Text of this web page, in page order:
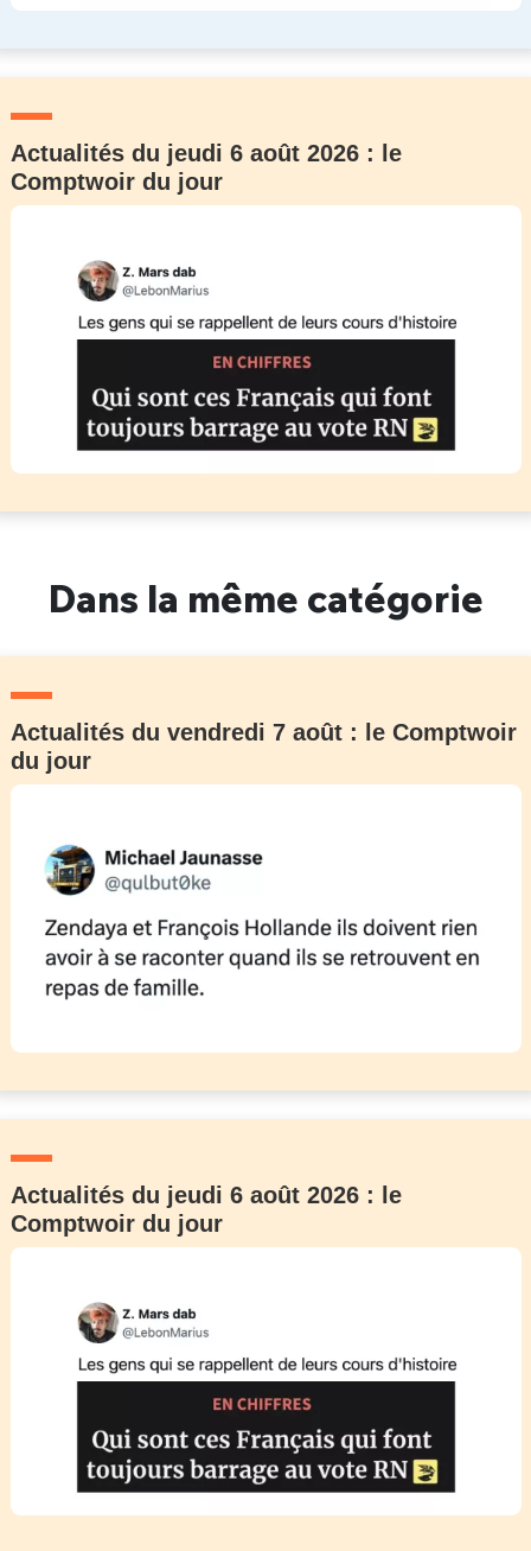
Actualités du jeudi 6 août 2026 : le
Comptwoir du jour
Dans la même catégorie
Actualités du vendredi 7 août : le Comptwoir
du jour
Actualités du jeudi 6 août 2026 : le
Comptwoir du jour